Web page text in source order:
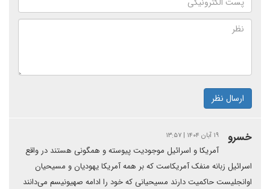
ارسال نظر
خسرو ۱۹ آبان ۱۴۰۴ | ۱۳:۵۷
آمریکا و اسرائیل موجودیت پیوسته و همگونی هستند در واقع
اسرائیل زبانه منفک آمریکاست که بر همه آمریکا یهودیان و مسیحیان
اوانجلیست حاکمیت دارند مسیحیانی که خود را ادامه صهیونیسم می‌دانند